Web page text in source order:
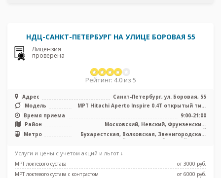
НДЦ-САНКТ-ПЕТЕРБУРГ НА УЛИЦЕ БОРОВАЯ 55
Лицензия
проверена
Рейтинг: 4.0 из 5
Адрес
Санкт-Петербург, ул. Боровая, 55
Модель
МРТ Hitachi Aperto Inspire 0.4T открытый тип,
КТ Toshiba Aquilion 16 с ...
Время приема
9:00-21:00
Район
Московский, Невский, Фрунзенский,
Центральный
Метро
Бухарестская, Волковская, Звенигородская,
Лиговский проспект, Обводный канал,
Услуги и цены с учетом акций и льгот ↓
МРТ локтевого сустава
от 3000 pуб.
МРТ локтевого сустава с контрастом
от 6000 pуб.